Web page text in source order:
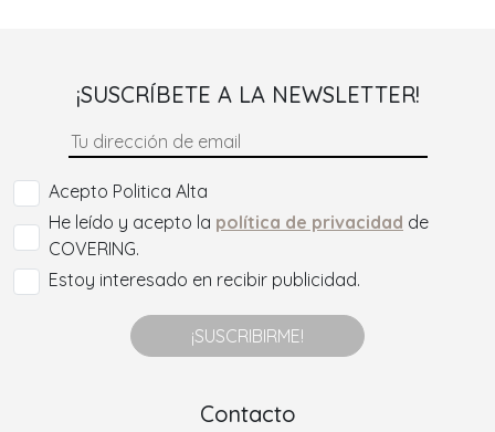
¡SUSCRÍBETE A LA NEWSLETTER!
Acepto Politica Alta
He leído y acepto la política de privacidad de
COVERING.
Estoy interesado en recibir publicidad.
¡SUSCRIBIRME!
Contacto